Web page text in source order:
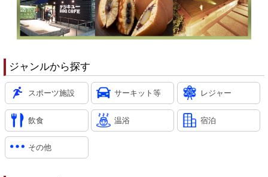
ジャンルから探す
スポーツ施設 サーキット等 レジャー
飲食 温浴 宿泊
その他